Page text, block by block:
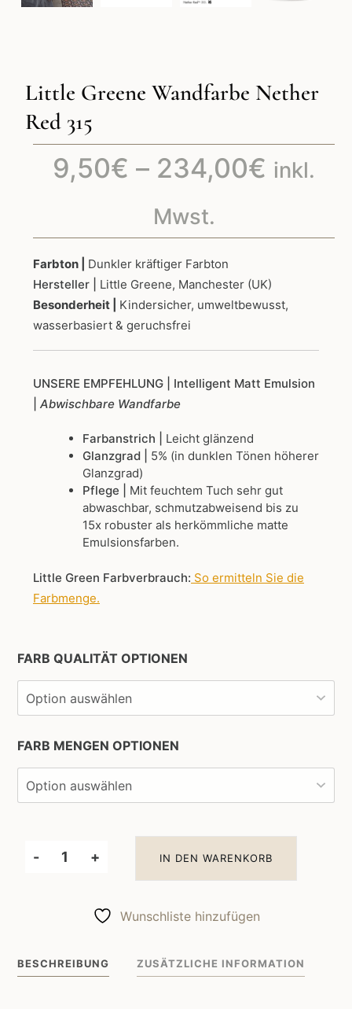
Little Greene Wandfarbe Nether
Red 315
9,50€ – 234,00€ inkl.
Mwst.
Farbton | Dunkler kräftiger Farbton
Hersteller | Little Greene, Manchester (UK)
Besonderheit | Kindersicher, umweltbewusst,
wasserbasiert & geruchsfrei
UNSERE EMPFEHLUNG
| Intelligent Matt Emulsion
Abwischbare Wandfarbe
Farbanstrich | Leicht glänzend
Glanzgrad | 5% (in dunklen Tönen höherer
Glanzgrad)
Pflege | Mit feuchtem Tuch sehr gut
abwaschbar, schmutzabweisend bis zu
15x robuster als herkömmliche matte
Emulsionsfarben.
Little Green Farbverbrauch: So ermitteln Sie die
Farbmenge.
FARB QUALITÄT OPTIONEN
FARB MENGEN OPTIONEN
-
Little
Wandfarbe
315
+ IN DEN WARENKORB
Wunschliste hinzufügen
BESCHREIBUNG ZUSÄTZLICHE INFORMATION